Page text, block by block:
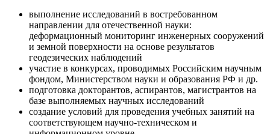
выполнение исследований в востребованном
направлении для отечественной науки:
деформационный мониторинг инженерных сооружений
и земной поверхности на основе результатов
геодезических наблюдений
участие в конкурсах, проводимых Российским научным
фондом, Министерством науки и образования РФ и др.
подготовка докторантов, аспирантов, магистрантов на
базе выполняемых научных исследований
создание условий для проведения учебных занятий на
соответствующем научно-техническом и